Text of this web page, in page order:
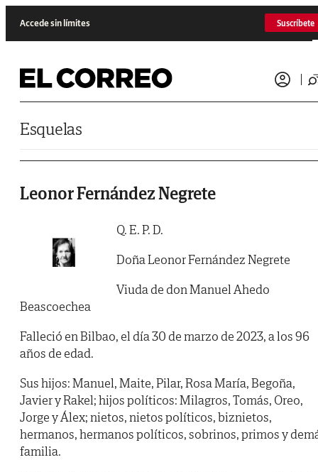
Accede sin límites Suscríbete
Esquelas
Leonor Fernández Negrete
Q. E. P. D.
Doña Leonor Fernández Negrete
Viuda de don Manuel Ahedo
Beascoechea
Falleció en Bilbao, el día 30 de marzo de 2023, a los 96
años de edad.
Sus hijos: Manuel, Maite, Pilar, Rosa María, Begoña,
Javier y Rakel; hijos políticos: Milagros, Tomás, Oreo,
Jorge y Álex; nietos, nietos políticos, biznietos,
hermanos, hermanos políticos, sobrinos, primos y
familia.